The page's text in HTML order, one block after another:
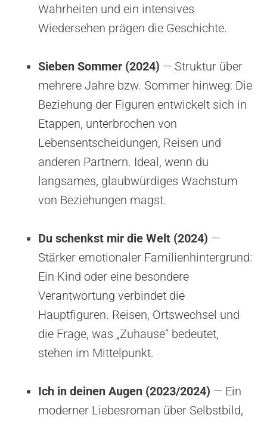
Wahrheiten und ein intensives
Wiedersehen prägen die Geschichte.
Sieben Sommer (2024) — Struktur über
mehrere Jahre bzw. Sommer hinweg: Die
Beziehung der Figuren entwickelt sich in
Etappen, unterbrochen von
Lebensentscheidungen, Reisen und
anderen Partnern. Ideal, wenn du
langsames, glaubwürdiges Wachstum
von Beziehungen magst.
Du schenkst mir die Welt (2024) —
Stärker emotionaler Familienhintergrund:
Ein Kind oder eine besondere
Verantwortung verbindet die
Hauptfiguren. Reisen, Ortswechsel und
die Frage, was „Zuhause“ bedeutet,
stehen im Mittelpunkt.
Ich in deinen Augen (2023/2024) — Ein
moderner Liebesroman über Selbstbild,